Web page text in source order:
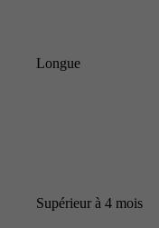
Longue
Supérieur à 4 mois